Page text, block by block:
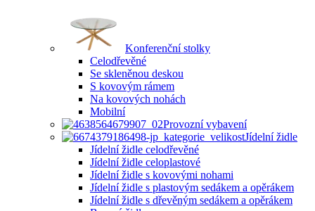
Konferenční stolky
Celodřevěné
Se skleněnou deskou
S kovovým rámem
Na kovových nohách
Mobilní
Provozní vybavení
Jídelní židle
Jídelní židle celodřevěné
Jídelní židle celoplastové
Jídelní židle s kovovými nohami
Jídelní židle s plastovým sedákem a opěrákem
Jídelní židle s dřevěným sedákem a opěrákem